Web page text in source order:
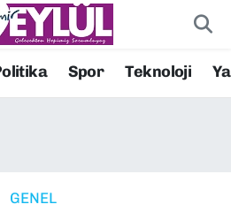
Spor Teknoloji
GENELve Fikstür